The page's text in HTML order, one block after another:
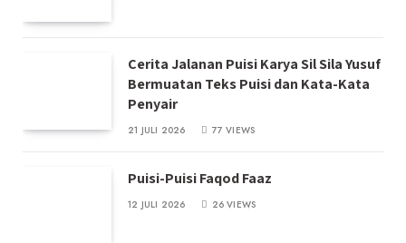
Cerita Jalanan Puisi Karya Sil Sila Yusuf
Bermuatan Teks Puisi dan Kata-Kata
Penyair
21 JULI 2026 77VIEWS
Puisi-Puisi Faqod Faaz
12 JULI 2026 26VIEWS